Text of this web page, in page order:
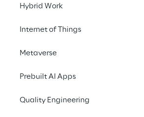
Hybrid Work
Internet of Things
Metaverse
Prebuilt AI Apps
Quality Engineering